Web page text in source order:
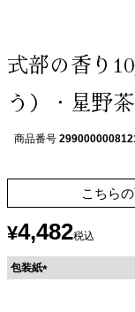
式部の香り
う）・星野
商品番号
こちら
¥4,482税込
包装紙